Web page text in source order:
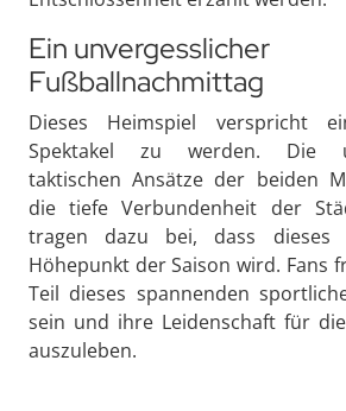
Ein unvergesslicher
Fußballnachmittag
Dieses Heimspiel verspricht
Spektakel zu werden. Die
taktischen Ansätze der beiden
die tiefe Verbundenheit der
tragen dazu bei, dass dieses
Höhepunkt der Saison wird. Fans
Teil dieses spannenden
sein und ihre Leidenschaft für
auszuleben.